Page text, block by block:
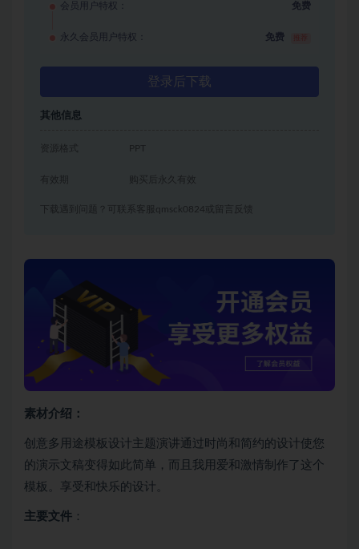
会员用户特权： 免费
永久会员用户特权： 免费
登录后下载
其他信息
资源格式
有效期 购买后永久有效
下载遇到问题？可联系客服qmsck0824或留言反馈
素材介绍：
创意多用途模板设计主题演讲通过时尚和简约的设计使您
的演示文稿变得如此简单，而且我用爱和激情制作了这个
模板。享受和快乐的设计。
主要文件 ：